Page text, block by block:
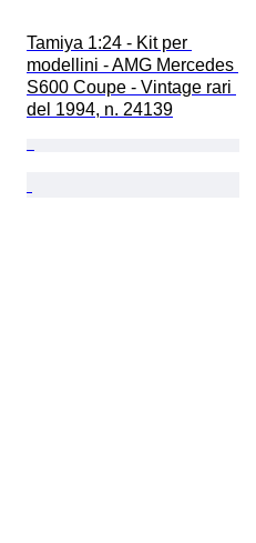
Tamiya 1:24 - Kit per
modellini - AMG Mercedes
S600 Coupe - Vintage rari
del 1994, n. 24139